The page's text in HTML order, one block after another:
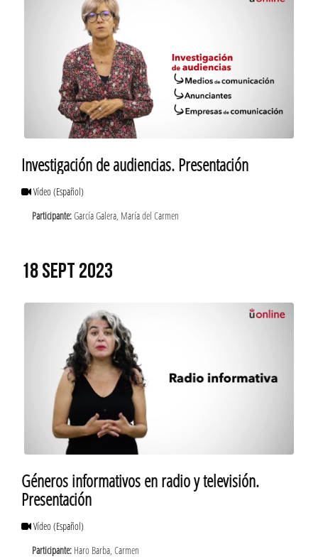
Investigación de audiencias. Presentación
Vídeo(Español)
Participante:García Galera, María del Carmen
18 SEPT 2023
Géneros informativos en radio y televisión.
Presentación
Vídeo(Español)
Participante: Haro Barba, Carmen